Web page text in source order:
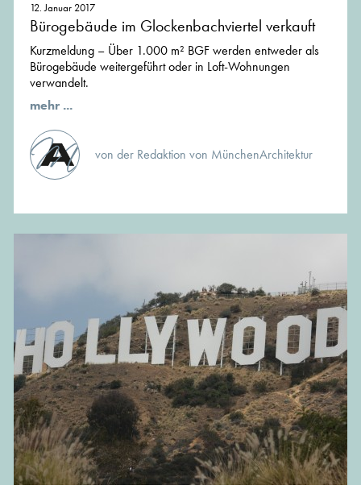
12. Januar 2017
Bürogebäude im Glockenbachviertel verkauft
Kurzmeldung – Über 1.000 m² BGF werden entweder als
Bürogebäude weitergeführt oder in Loft-Wohnungen
verwandelt.
mehr ...
von der Redaktion von MünchenArchitektur